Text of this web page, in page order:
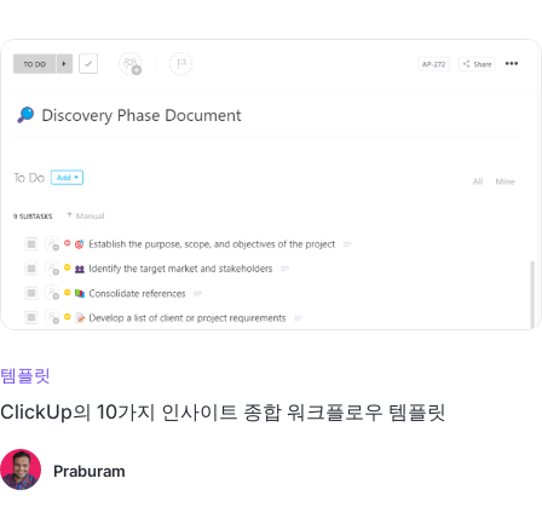
템플릿
ClickUp의 10가지 인사이트 종합 워크플로우 템플릿
Praburam